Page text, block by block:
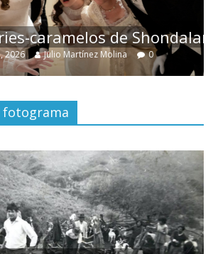
de Shondaland
Julio Martínez Molina 0
fotograma